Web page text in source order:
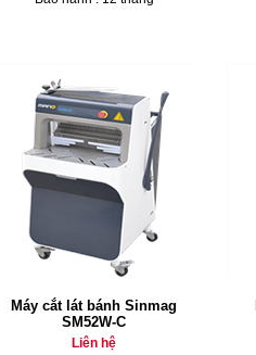
Máy cắt lát bánh Sinmag
SM52W-C
Liên hệ